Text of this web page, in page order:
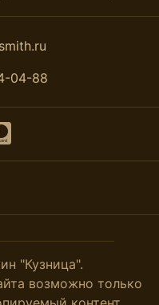
04-88
"Кузница".
возможно только